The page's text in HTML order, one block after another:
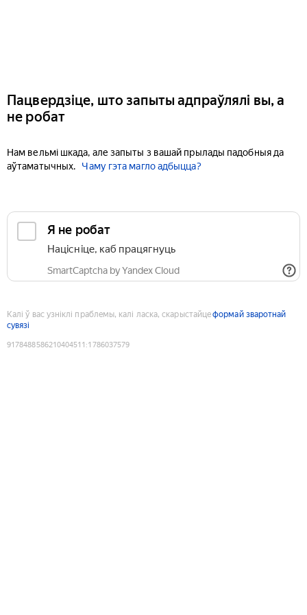
Пацвердзіце, што запыты адпраўлялі вы, а
не робат
Нам вельмі шкада, але запыты з вашай прылады падобныя да
аўтаматычных.
Чаму гэта магло адбыцца?
Я не робат
Націсніце, каб працягнуць
SmartCaptcha by Yandex Cloud
Калі ў вас узніклі праблемы, калі ласка, скарыстайцеформай зваротнай
сувязі
9178488586210404511 :1786037579